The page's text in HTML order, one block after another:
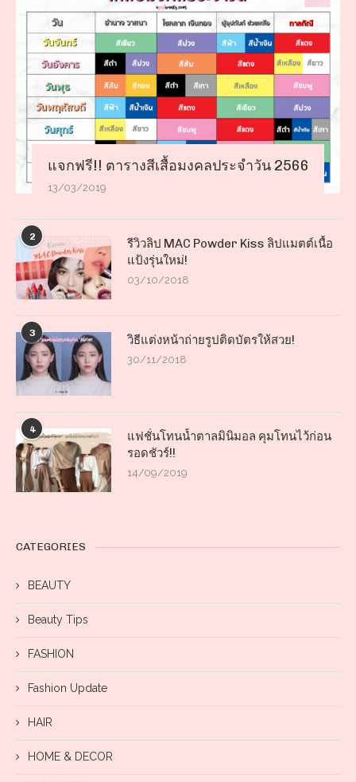
แจกฟรี!! ตารางสีเสื้อมงคลประจำวัน 2566
13/03/2019
2
รีวิวลิป MAC Powder Kiss ลิปแมตต์เนื้อ
แป้งรุ่นใหม่!
03/10/2018
3 วิธีแต่งหน้าถ่ายรูปติดบัตรให้สวย!
30/11/2018
4
แฟชั่นโทนน้ำตาลมินิมอล คุมโทนไว้ก่อน
รอดชัวร์!!
14/09/2019
CATEGORIES
BEAUTY
Beauty Tips
FASHION
Fashion Update
HAIR
HOME & DECOR